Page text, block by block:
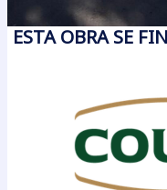
ESTA OBRA SE